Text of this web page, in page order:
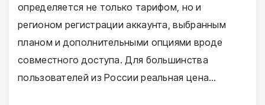
определяется не только тарифом, но и
регионом регистрации аккаунта, выбранным
планом и дополнительными опциями вроде
совместного доступа. Для большинства
пользователей из России реальная цена…